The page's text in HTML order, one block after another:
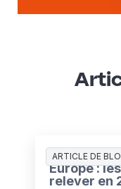
ARTICLE DE
L’état des
Europe :
relever en